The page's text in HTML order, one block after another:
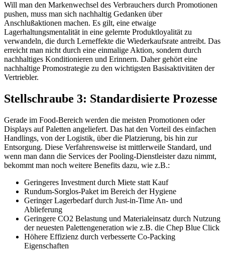
Will man den Markenwechsel des Verbrauchers durch Promotionen
pushen, muss man sich nachhaltig Gedanken über
Anschlußaktionen machen. Es gilt, eine etwaige
Lagerhaltungsmentalität in eine gelernte Produktloyalität zu
verwandeln, die durch Lerneffekte die Wiederkaufsrate antreibt. Das
erreicht man nicht durch eine einmalige Aktion, sondern durch
nachhaltiges Konditionieren und Erinnern. Daher gehört eine
nachhaltige Promostrategie zu den wichtigsten Basisaktivitäten der
Vertriebler.
Stellschraube 3: Standardisierte Prozesse
Gerade im Food-Bereich werden die meisten Promotionen oder
Displays auf Paletten angeliefert. Das hat den Vorteil des einfachen
Handlings, von der Logistik, über die Platzierung, bis hin zur
Entsorgung. Diese Verfahrensweise ist mittlerweile Standard, und
wenn man dann die Services der Pooling-Dienstleister dazu nimmt,
bekommt man noch weitere Benefits dazu, wie z.B.:
Geringeres Investment durch Miete statt Kauf
Rundum-Sorglos-Paket im Bereich der Hygiene
Geringer Lagerbedarf durch Just-in-Time An- und
Ablieferung
Geringere CO2 Belastung und Materialeinsatz durch Nutzung
der neuesten Palettengeneration wie z.B. die Chep Blue Click
Höhere Effizienz durch verbesserte Co-Packing
Eigenschaften